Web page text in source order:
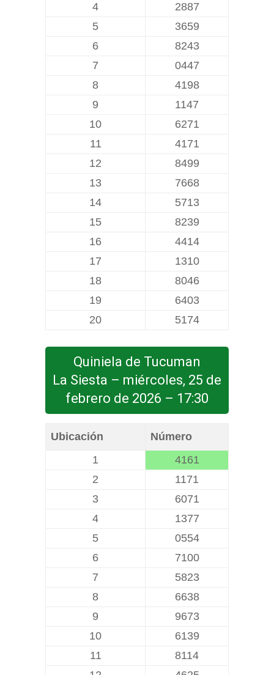
4
2887
5
3659
6
8243
7
0447
8
4198
9
1147
10
6271
11
4171
12
8499
13
7668
14
5713
15
8239
16
4414
17
1310
18
8046
19
6403
20
5174
Quiniela de Tucuman
La Siesta – miércoles, 25 de
febrero de 2026 – 17:30
Ubicación
Número
1
4161
2
1171
3
6071
4
1377
5
0554
6
7100
7
5823
8
6638
9
9673
10
6139
11
8114